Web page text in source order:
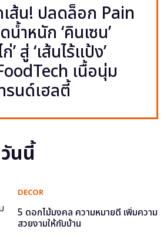
ส้น! ปลดล็อก Pain
ำหนัก ‘คินเซน’
’ สู่ ‘เส้นไร้แป้ง’
เนื้อนุ่ม
รนด์เฮลตี้
นนี้
DECOR
5 ดอกไม้มงคล ความหมายดี เพิ่มความ
สวยงามให้กับบ้าน